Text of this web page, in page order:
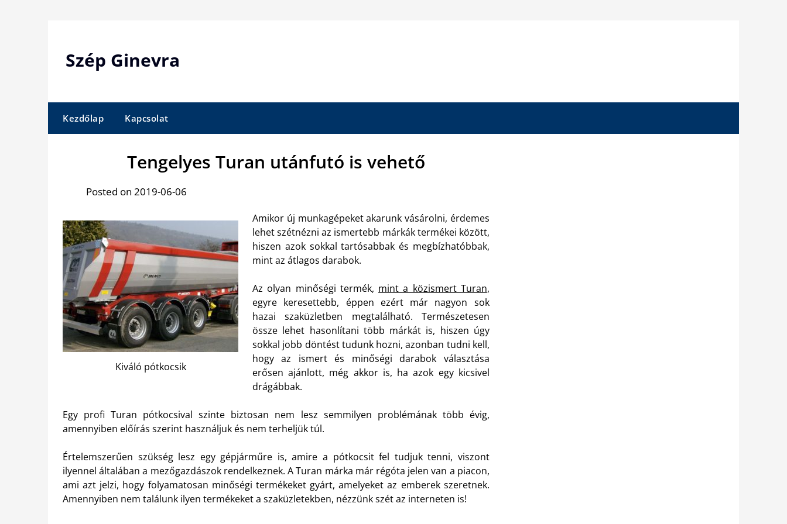
Szép Ginevra
Kezdőlap Kapcsolat
Tengelyes Turan utánfutó is vehető
Posted on 2019-06-06
Kiváló pótkocsik
Amikor új munkagépeket akarunk vásárolni, érdemes
lehet szétnézni az ismertebb márkák termékei között,
hiszen azok sokkal tartósabbak és megbízhatóbbak,
mint az átlagos darabok.
Az olyan minőségi termék, mint a közismert Turan,
egyre keresettebb, éppen ezért már nagyon sok
hazai szaküzletben megtalálható. Természetesen
össze lehet hasonlítani több márkát is, hiszen úgy
sokkal jobb döntést tudunk hozni, azonban tudni kell,
hogy az ismert és minőségi darabok választása
erősen ajánlott, még akkor is, ha azok egy kicsivel
drágábbak.
Egy profi Turan pótkocsival szinte biztosan nem lesz semmilyen problémának több évig,
amennyiben előírás szerint használjuk és nem terheljük túl.
Értelemszerűen szükség lesz egy gépjárműre is, amire a pótkocsit fel tudjuk tenni, viszont
ilyennel általában a mezőgazdászok rendelkeznek. A Turan márka már régóta jelen van a piacon,
ami azt jelzi, hogy folyamatosan minőségi termékeket gyárt, amelyeket az emberek szeretnek.
Amennyiben nem találunk ilyen termékeket a szaküzletekben, nézzünk szét az interneten is!